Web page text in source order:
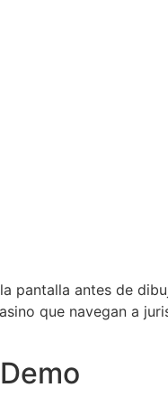
pantalla antes de
que navegan a